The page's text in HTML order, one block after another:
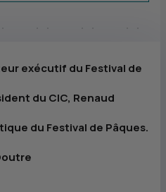
exécutif du Festival de
du CIC, Renaud
du Festival de Pâques.